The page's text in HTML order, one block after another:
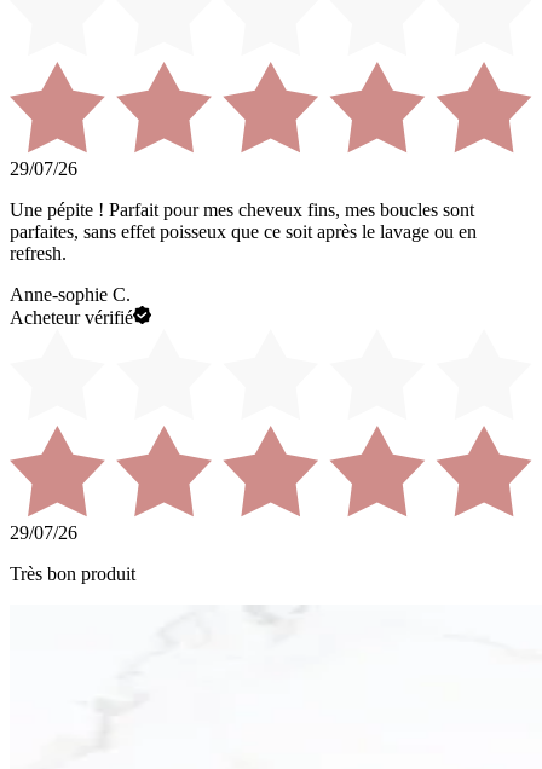
29/07/26
Une pépite ! Parfait pour mes cheveux fins, mes boucles sont
parfaites, sans effet poisseux que ce soit après le lavage ou en
refresh.
Anne-sophie C.
Acheteur vérifié
29/07/26
Très bon produit